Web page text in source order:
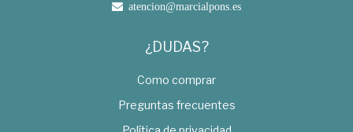
atencion@marcialpons.es
¿DUDAS?
Como comprar
Preguntas frecuentes